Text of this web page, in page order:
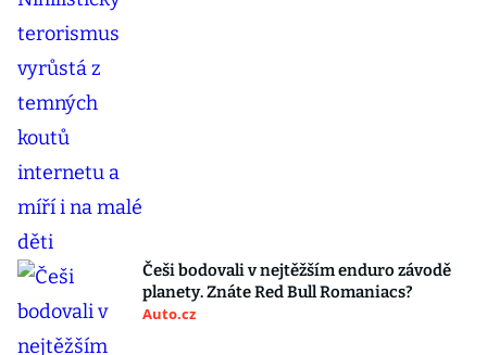
Češi bodovali v nejtěžším enduro závodě
planety. Znáte Red Bull Romaniacs?
Auto.cz